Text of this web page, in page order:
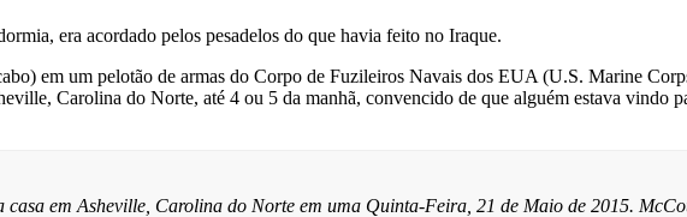
era acordado pelos pesadelos do que havia feito no Iraque.
em um pelotão de armas do Corpo de Fuzileiros Navais dos EUA (U.S. Marine
Carolina do Norte, até 4 ou 5 da manhã, convencido de que alguém estava vindo
em Asheville, Carolina do Norte em uma Quinta-Feira, 21 de Maio de 2015.